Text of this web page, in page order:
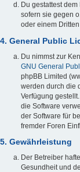
Du gestattest
sofern sie gegen
oder einem
4. General Public
Du nimmst zur
GNU General
phpBB Limited
werden durch die
Verfügung
die Software
der Software für
fremder Foren
5. Gewährleistung
Der Betreiber
Gesundheit und